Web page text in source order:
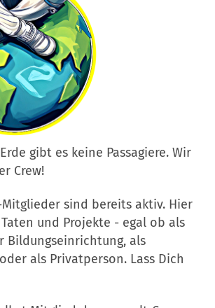
gibt es keine Passagiere. Wir
Crew!
Mitglieder sind bereits aktiv. Hier
und Projekte - egal ob als
Bildungseinrichtung, als
als Privatperson. Lass Dich